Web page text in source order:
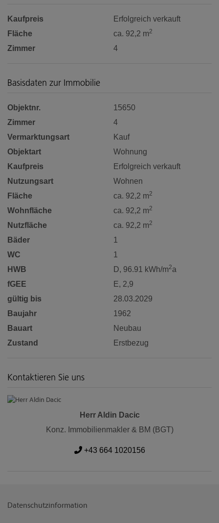
Kaufpreis
Erfolgreich verkauft
Fläche
ca. 92,2 m2
Zimmer 4
Basisdaten zur Immobilie
Objektnr.
15650
Zimmer
4
Vermarktungsart
Kauf
Objektart
Wohnung
Kaufpreis
Erfolgreich verkauft
Nutzungsart
Wohnen
Fläche
ca. 92,2 m2
Wohnfläche ca. 92,2 m2
Nutzfläche ca. 92,2 m2
Bäder
1
WC
1
HWB
D, 96.91 kWh/m2a
fGEE
E, 2,9
gültig bis
28.03.2029
Baujahr
1962
Bauart
Neubau
Zustand
Erstbezug
Kontaktieren Sie uns
Herr Aldin Dacic
Konz. Immobilienmakler & BM (BGT)
+43 664 1020156
Datenschutzinformation